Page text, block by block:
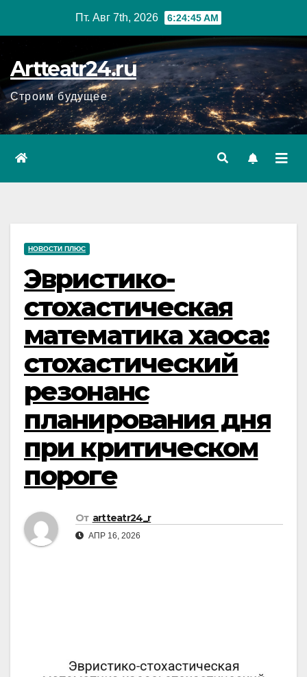
Пт. Авг 7th, 2026 6:24:46 AM
Artteatr24.ru
Строим будущее
НОВОСТИ ПЛЮС
Эвристико-
стохастическая
математика хаоса:
стохастический
резонанс
планирования дня
при критическом
пороге
От artteatr24_r
АПР 16, 2026